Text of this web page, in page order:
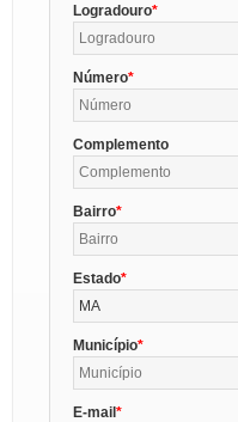
Logradouro
Número
Complemento
Bairro
Estado
MA
Município
E-mail